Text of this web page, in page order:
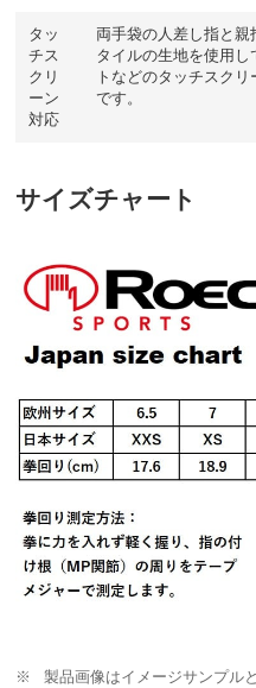
タッ
チス
クリ
ーン
対応
両手袋の人差し指と
タイルの生地を使用し
トなどのタッチスク
です。
サイズチャート
製品画像はイメージサンプル